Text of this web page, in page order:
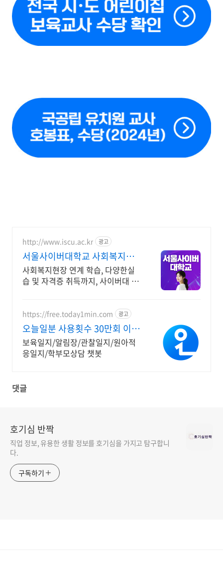
http://www.iscu.ac.kr 광고
서울사이버대학교 사회복지전
공 2026 가을학기 신편입생
사회복지현장 연계 학습, 다양한실
습 및 자격증 취득까지, 사이버대 신
https://free.today1min.com 광고
오늘일분 사용횟수 30만회 이
상!!
보육일지/알림장/관찰일지/원아적
응일지/학부모상담 챗봇
댓글
호기심 반짝
직업 정보, 유용한 생활 정보를 호기심을 가지고 탐구합니
다.
구독하기